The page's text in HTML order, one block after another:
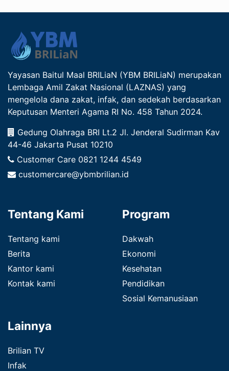
Yayasan Baitul Maal BRILiaN (YBM BRILiaN) merupakan
Lembaga Amil Zakat Nasional (LAZNAS) yang
mengelola dana zakat, infak, dan sedekah berdasarkan
Keputusan Menteri Agama RI No. 458 Tahun 2024.
Gedung Olahraga BRI Lt.2 Jl. Jenderal Sudirman Kav
44-46 Jakarta Pusat 10210
Customer Care 0821 1244 4549
customercare@ybmbrilian.id
Tentang Kami
Tentang kami
Berita
Kantor kami
Kontak kami
Program
Dakwah
Ekonomi
Kesehatan
Pendidikan
Sosial Kemanusiaan
Lainnya
Brilian TV
Infak